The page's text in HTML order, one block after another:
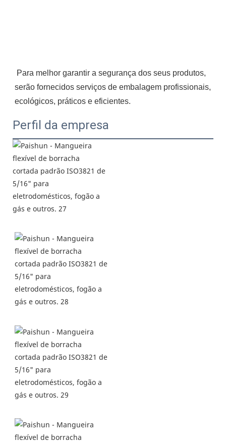
Para melhor garantir a segurança dos seus produtos,
serão fornecidos serviços de embalagem profissionais,
ecológicos, práticos e eficientes.
Perfil da empresa